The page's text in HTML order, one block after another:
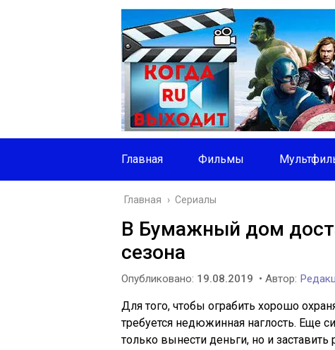
Главная Фильмы
Главная › Сериалы
В Бумажный дом
сезона
Опубликовано: 19.08.2019 • Автор:
Для того, чтобы ограбить хорошо
требуется недюжинная наглость. Еще
только вынести деньги, но и заставить